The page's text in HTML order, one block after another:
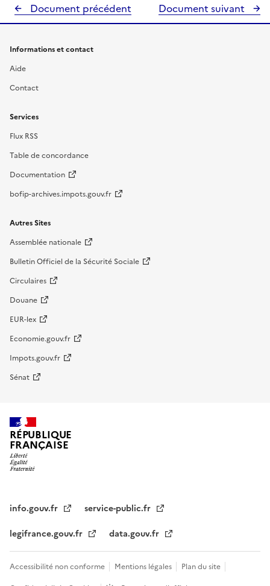
Document précédent Document suivant
Informations et contact
Aide
Contact
Services
Flux RSS
Table de concordance
Documentation
bofip-archives.impots.gouv.fr
Autres Sites
Assemblée nationale
Bulletin Officiel de la Sécurité Sociale
Circulaires
Douane
EUR-lex
Economie.gouv.fr
Impots.gouv.fr
Sénat
RÉPUBLIQUE
FRANÇAISE
info.gouv.fr
service-public.fr
legifrance.gouv.fr
data.gouv.fr
Accessibilité non conforme Mentions légales
Plan du site